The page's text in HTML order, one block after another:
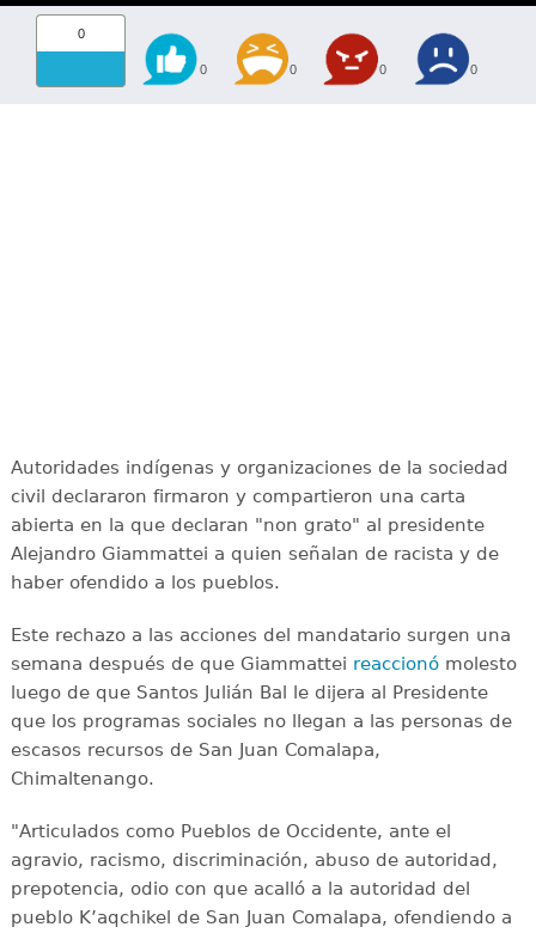
0
0 0 0 0
Autoridades indígenas y organizaciones de la sociedad
civil declararon firmaron y compartieron una carta
abierta en la que declaran "non grato" al presidente
Alejandro Giammattei a quien señalan de racista y de
haber ofendido a los pueblos.
Este rechazo a las acciones del mandatario surgen una
semana después de que Giammattei reaccionómolesto
luego de que Santos Julián Bal le dijera al Presidente
que los programas sociales no llegan a las personas de
escasos recursos de San Juan Comalapa,
Chimaltenango.
"Articulados como Pueblos de Occidente, ante el
agravio, racismo, discriminación, abuso de autoridad,
prepotencia, odio con que acalló a la autoridad del
pueblo K’aqchikel de San Juan Comalapa, ofendiendo a